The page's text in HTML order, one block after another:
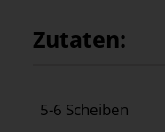
Zutaten:
5-6 Scheiben